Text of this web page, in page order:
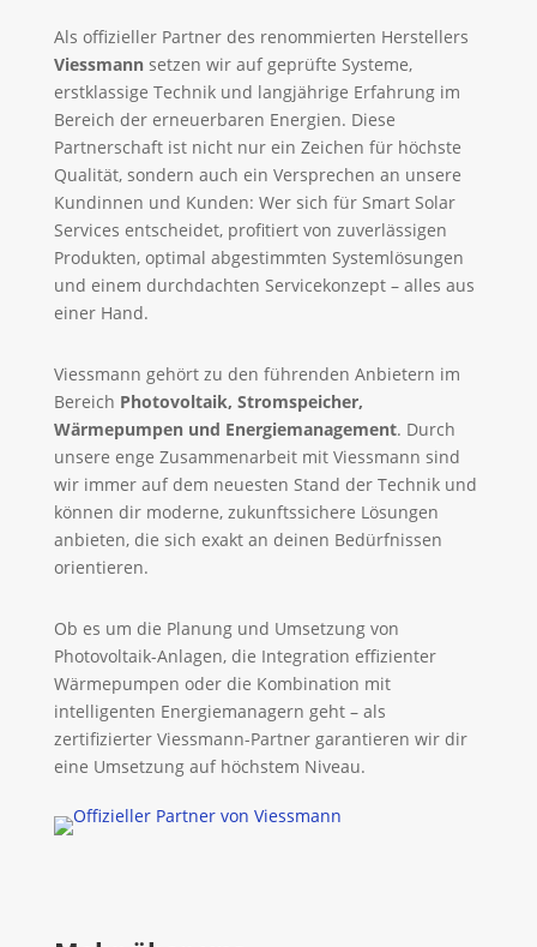
Als offizieller Partner des renommierten Herstellers
Viessmann setzen wir auf geprüfte Systeme,
erstklassige Technik und langjährige Erfahrung im
Bereich der erneuerbaren Energien. Diese
Partnerschaft ist nicht nur ein Zeichen für höchste
Qualität, sondern auch ein Versprechen an unsere
Kundinnen und Kunden: Wer sich für Smart Solar
Services entscheidet, profitiert von zuverlässigen
Produkten, optimal abgestimmten Systemlösungen
und einem durchdachten Servicekonzept – alles aus
einer Hand.
Viessmann gehört zu den führenden Anbietern im
Bereich Photovoltaik, Stromspeicher,
Wärmepumpen und Energiemanagement. Durch
unsere enge Zusammenarbeit mit Viessmann sind
wir immer auf dem neuesten Stand der Technik und
können dir moderne, zukunftssichere Lösungen
anbieten, die sich exakt an deinen Bedürfnissen
orientieren.
Ob es um die Planung und Umsetzung von
Photovoltaik-Anlagen, die Integration effizienter
Wärmepumpen oder die Kombination mit
intelligenten Energiemanagern geht – als
zertifizierter Viessmann-Partner garantieren wir dir
eine Umsetzung auf höchstem Niveau.